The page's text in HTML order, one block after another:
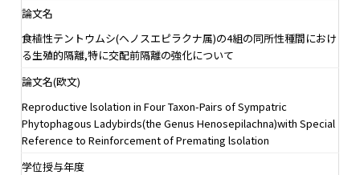
論文名
食植性テントウムシ(ヘノスエピラクナ属)の4組の同所性種間におけ
る生殖的隔離,特に交配前隔離の強化について
論文名(欧文)
Reproductive lsolation in Four Taxon-Pairs of Sympatric
Phytophagous Ladybirds(the Genus Henosepilachna)with Special
Reference to Reinforcement of Premating lsolation
学位授与年度